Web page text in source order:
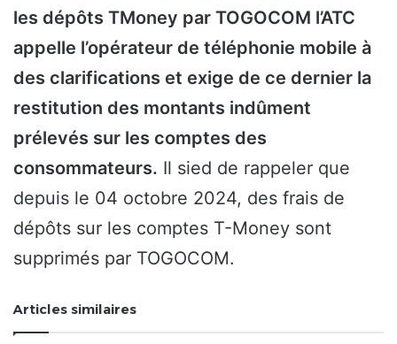
les dépôts TMoney par TOGOCOM l’ATC
appelle l’opérateur de téléphonie mobile à
des clarifications et exige de ce dernier la
restitution des montants indûment
prélevés sur les comptes des
consommateurs. Il sied de rappeler que
depuis le 04 octobre 2024, des frais de
dépôts sur les comptes T-Money sont
supprimés par TOGOCOM.
Articles similaires